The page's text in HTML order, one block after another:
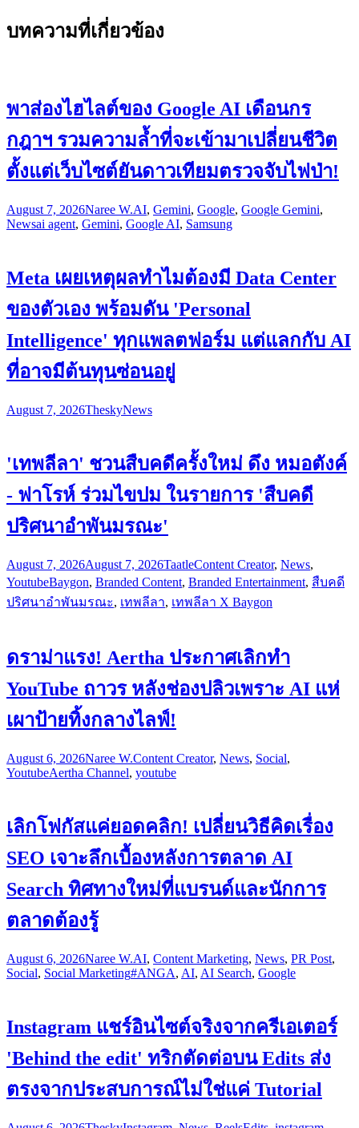
บทความที่เกี่ยวข้อง
พาส่องไฮไลต์ของ Google AI เดือนกร
กฎาฯ รวมความล้ำที่จะเข้ามาเปลี่ยนชีวิต
ตั้งแต่เว็บไซต์ยันดาวเทียมตรวจจับไฟป่า!
August 7, 2026Naree W.AI, Gemini, Google, Google Gemini,
Newsai agent, Gemini, Google AI, Samsung
Meta เผยเหตุผลทำไมต้องมี Data Center
ของตัวเอง พร้อมดัน 'Personal
Intelligence' ทุกแพลตฟอร์ม แต่แลกกับ AI
ที่อาจมีต้นทุนซ่อนอยู่
August 7, 2026TheskyNews
'เทพลีลา' ชวนสืบคดีครั้งใหม่ ดึง หมอตังค์
- ฟาโรห์ ร่วมไขปม ในรายการ 'สืบคดี
ปริศนาอำพันมรณะ'
August 7, 2026August 7, 2026TaatleContent Creator, News,
YoutubeBaygon, Branded Content, Branded Entertainment, สืบคดี
ปริศนาอำพันมรณะ, เทพลีลา, เทพลีลา X Baygon
ดราม่าแรง! Aertha ประกาศเลิกทำ
YouTube ถาวร หลังช่องปลิวเพราะ AI แห่
เผาป้ายทิ้งกลางไลฟ์!
August 6, 2026Naree W.Content Creator, News, Social,
YoutubeAertha Channel, youtube
เลิกโฟกัสแค่ยอดคลิก! เปลี่ยนวิธีคิดเรื่อง
SEO เจาะลึกเบื้องหลังการตลาด AI
Search ทิศทางใหม่ที่แบรนด์และนักการ
ตลาดต้องรู้
August 6, 2026Naree W.AI, Content Marketing, News, PR Post,
Social, Social Marketing#ANGA, AI, AI Search, Google
Instagram แชร์อินไซต์จริงจากครีเอเตอร์
'Behind the edit' ทริกตัดต่อบน Edits ส่ง
ตรงจากประสบการณ์ไม่ใช่แค่ Tutorial